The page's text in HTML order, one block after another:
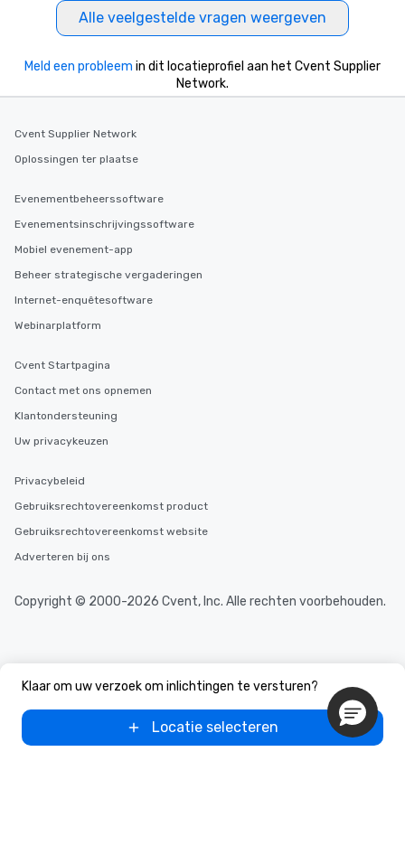
Alle veelgestelde vragen weergeven
Klaar om uw verzoek om inlichtingen te versturen?
Locatie selecteren
Meld een probleem in dit locatieprofiel aan het Cvent Supplier
Network.
Cvent Supplier Network
Oplossingen ter plaatse
Evenementbeheerssoftware
Evenementsinschrijvingssoftware
Mobiel evenement-app
Beheer strategische vergaderingen
Internet-enquêtesoftware
Webinarplatform
Cvent Startpagina
Contact met ons opnemen
Klantondersteuning
Uw privacykeuzen
Privacybeleid
Gebruiksrechtovereenkomst product
Gebruiksrechtovereenkomst website
Adverteren bij ons
Copyright © 2000-2026 Cvent, Inc. Alle rechten voorbehouden.